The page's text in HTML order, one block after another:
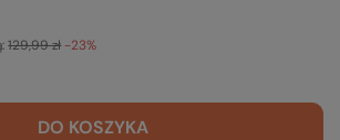
129,99 zł -23%
DO KOSZYKA